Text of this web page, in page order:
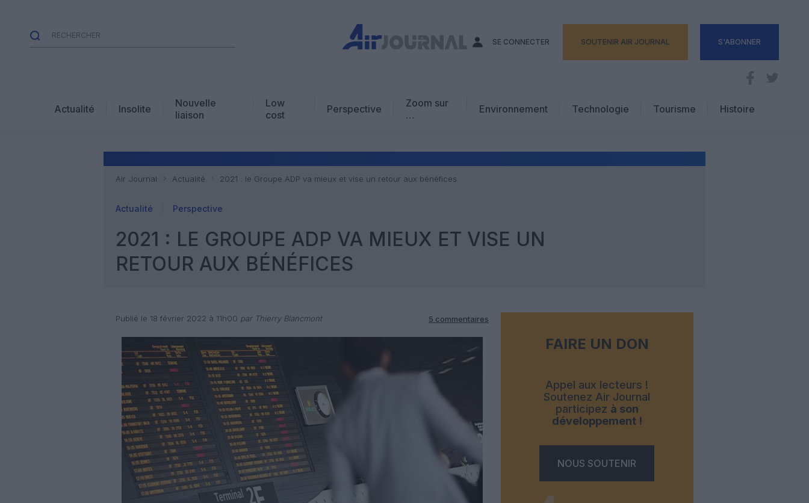
SE CONNECTER SOUTENIR AIR JOURNAL S'ABONNER
Actualité Insolite
Nouvelle
liaison
Low
cost
Perspective
Zoom sur
…
Avis d’expert
Environnement Technologie
Tourisme
Hôtellerie
Histoire
Air Journal Actualité 2021 : le Groupe ADP va mieux et vise un retour aux bénéfices
Actualité Perspective
2021 : LE GROUPE ADP VA MIEUX ET VISE UN
RETOUR AUX BÉNÉFICES
Publié le 18 février 2022 à 11h00 par Thierry Blancmont 5 commentaires
FAIRE UN DON
Appel aux lecteurs !
Soutenez Air Journal
participez à son
développement !
NOUS SOUTENIR